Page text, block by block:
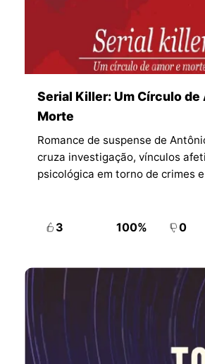
Serial Killer: Um Círculo de
Morte
Romance de suspense de
cruza investigação, vínculos
psicológica em torno de crimes
3 100% 0